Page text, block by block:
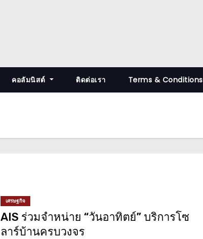
คอลัมนิสต์ ติดต่อเรา Terms & Conditions
เศรษฐกิจ
AIS ร่วมจำหน่าย “วันอาทิตย์” บริการโซ
ลาร์บ้านครบวงจร